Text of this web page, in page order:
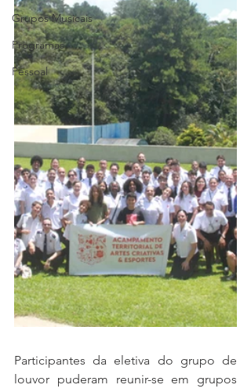
Grupos Musicais
Programas
Pessoal
Participantes da eletiva do grupo de
louvor puderam reunir-se em grupos